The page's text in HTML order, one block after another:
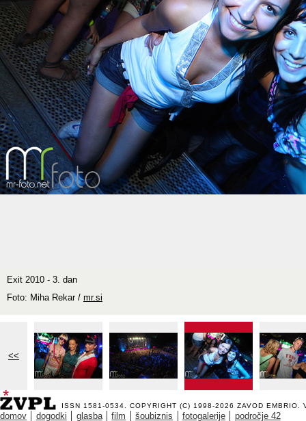
Exit 2010 - 3. dan
Foto: Miha Rekar / mr.si
<<
ISSN 1581-0534. COPYRIGHT (C) 1998-2026 ZAVOD EMBRIO .
domov dogodki glasba film šoubiznis fotogalerije
področje 42